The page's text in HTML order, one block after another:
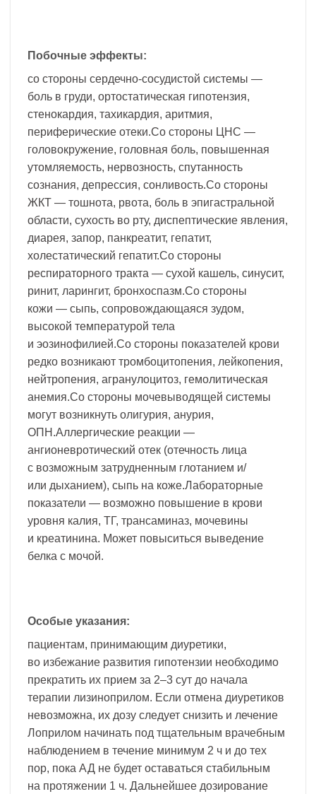
Побочные эффекты:
со стороны сердечно-сосудистой системы —
боль в груди, ортостатическая гипотензия,
стенокардия, тахикардия, аритмия,
периферические отеки.Со стороны ЦНС —
головокружение, головная боль, повышенная
утомляемость, нервозность, спутанность
сознания, депрессия, сонливость.Со стороны
ЖКТ — тошнота, рвота, боль в эпигастральной
области, сухость во рту, диспептические явления,
диарея, запор, панкреатит, гепатит,
холестатический гепатит.Со стороны
респираторного тракта — сухой кашель, синусит,
ринит, ларингит, бронхоспазм.Со стороны
кожи — сыпь, сопровождающаяся зудом,
высокой температурой тела
и эозинофилией.Со стороны показателей крови
редко возникают тромбоцитопения, лейкопения,
нейтропения, агранулоцитоз, гемолитическая
анемия.Со стороны мочевыводящей системы
могут возникнуть олигурия, анурия,
ОПН.Аллергические реакции —
ангионевротический отек (отечность лица
с возможным затрудненным глотанием и/
или дыханием), сыпь на коже.Лабораторные
показатели — возможно повышение в крови
уровня калия, ТГ, трансаминаз, мочевины
и креатинина. Может повыситься выведение
белка с мочой.
Особые указания:
пациентам, принимающим диуретики,
во избежание развития гипотензии необходимо
прекратить их прием за 2–3 сут до начала
терапии лизиноприлом. Если отмена диуретиков
невозможна, их дозу следует снизить и лечение
Лоприлом начинать под тщательным врачебным
наблюдением в течение минимум 2 ч и до тех
пор, пока АД не будет оставаться стабильным
на протяжении 1 ч. Дальнейшее дозирование